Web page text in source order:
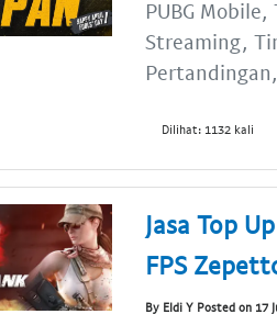
PUBG
Streaming,
Dilihat: 1132 kali
Jasa Top
FPS
By Eldi Y Posted on 17